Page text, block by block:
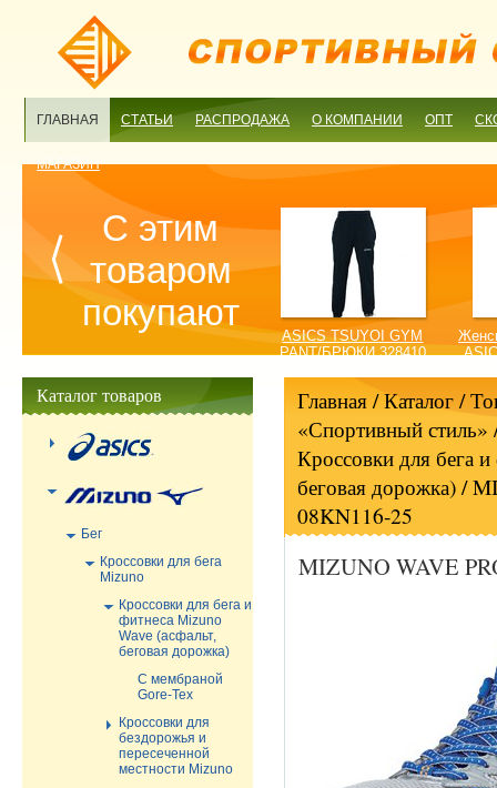
ГЛАВНАЯ СТАТЬИ РАСПРОДАЖА О КОМПАНИИ ОПТ
МАГАЗИН
С этим
товаром
покупают
ASICS TSUYOI GYM
PANT/БРЮКИ 328410
Главная/ Каталог /
«Спортивный стиль»
Кроссовки для бега
беговая дорожка)/
08KN116-25
MIZUNO WAVE
Каталог товаров
Бег
Кроссовки для бега
Mizuno
Кроссовки для бега и
фитнеса Mizuno
Wave (асфальт,
беговая дорожка)
С мембраной
Gore-Tex
Кроссовки для
бездорожья и
пересеченной
местности Mizuno